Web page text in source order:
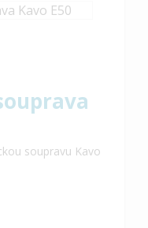
soupravu Kavo